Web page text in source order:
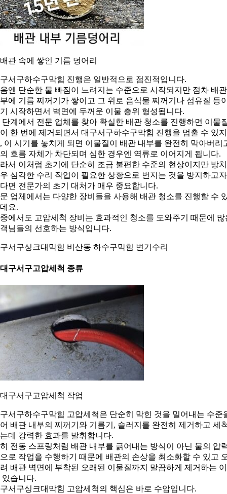
관 속에 쌓인 기름 덩어리
서구하수구막힘 진행은 일반적으로 점진적입니다.
엔 단순한 물 빠짐이 느려지는 수준으로 시작되지만 점차 배관
에 기름 찌꺼기가 쌓이고 그 위로 음식물 찌꺼기나 섬유질 등
시작하면서 벽면에 두꺼운 이물 층위 형성됩니다.
단계에서 전문 업체를 찾아 확실한 배관 청소를 진행하면 이물
한 번에 제거되면서 대구서구하수구막힘 진행을 멈출 수 있지
이 시기를 놓치게 되면 이물질이 배관 내부를 완전히 막아버리
흐름 자체가 차단되며 심한 경우엔 역류로 이어지게 됩니다.
서 이처럼 초기에 단순히 조금 불편한 수준의 현상이지만 방
심각한 수리 작업이 필요한 상황으로 번지는 것을 방지하고자
면 전문가의 초기 대처가 매우 중요합니다.
업체에서는 다양한 장비들을 사용해 배관 청소를 진행할 수
요.
에서도 고압세척 장비는 효과적인 청소를 도와주기 때문에 많
님들의 선호하는 방식입니다.
서구싱크대막힘 비산동 하수구막힘 변기수리
구서구고압세척 종류
구서구고압세척 작업
서구하수구막힘 고압세척은 단순히 막힌 것을 밀어내는 수준
배관 내부의 찌꺼기와 기름기, 슬러지를 완전히 제거하고 세
데 강력한 효과를 발휘합니다.
전동 스프링처럼 배관 내부를 긁어내는 방식이 아닌 물의 압
로 작업을 수행하기 때문에 배관의 손상을 최소화할 수 있고
배관 벽면에 부착된 오래된 이물질까지 말끔하게 제거하는
있습니다.
서구싱크대막힘 고압세척의 핵심은 바로 수압입니다.